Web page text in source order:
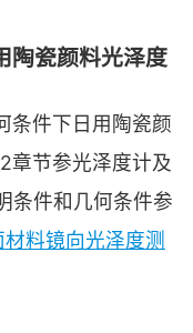
瓷颜料光泽度
条件下日用陶瓷颜
章节参光泽度计及
条件和几何条件参
料镜向光泽度测